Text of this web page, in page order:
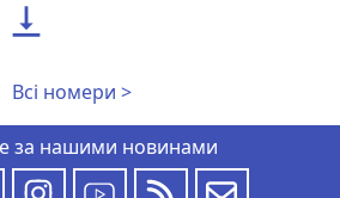

Всі номери >
за нашими новинами